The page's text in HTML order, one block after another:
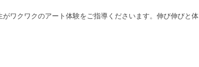
ワクワクのアート体験をご指導くださいます。伸び伸びと体